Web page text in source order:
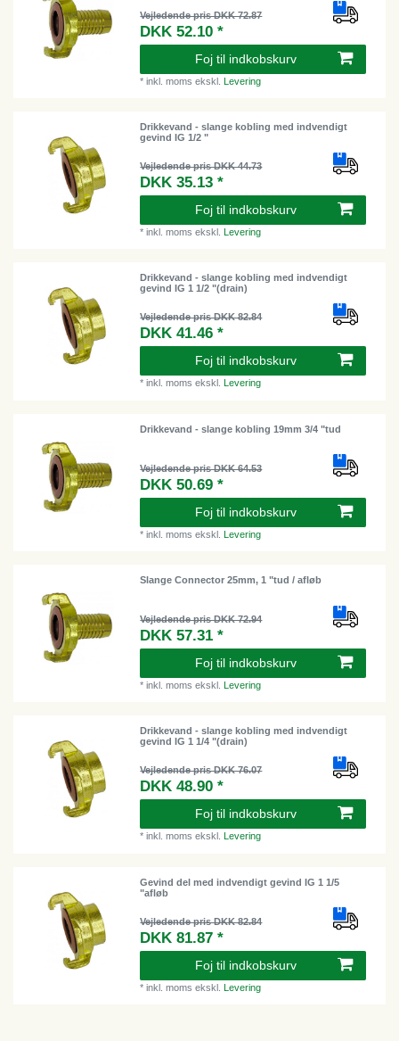
Vejledende pris DKK 72.87
DKK 52.10 *
Foj til indkobskurv
*inkl. moms ekskl.Levering
Drikkevand - slange kobling med indvendigt
gevind IG 1/2 "
Vejledende pris DKK 44.73
DKK 35.13 *
Foj til indkobskurv
*inkl. moms ekskl.Levering
Drikkevand - slange kobling med indvendigt
gevind IG 1 1/2 "(drain)
Vejledende pris DKK 82.84
DKK 41.46 *
Foj til indkobskurv
*inkl. moms ekskl. Levering
Drikkevand - slange kobling 19mm 3/4 "tud
Vejledende pris DKK 64.53
DKK 50.69 *
Foj til indkobskurv
*inkl. moms ekskl.Levering
Slange Connector 25mm, 1 "tud / afløb
Vejledende pris DKK 72.94
DKK 57.31 *
Foj til indkobskurv
*inkl. moms ekskl.Levering
Drikkevand - slange kobling med indvendigt
gevind IG 1 1/4 "(drain)
Vejledende pris DKK 76.07
DKK 48.90 *
Foj til indkobskurv
*inkl. moms ekskl. Levering
Gevind del med indvendigt gevind IG 1 1/5
"afløb
Vejledende pris DKK 82.84
DKK 81.87 *
Foj til indkobskurv
*inkl. moms ekskl.Levering